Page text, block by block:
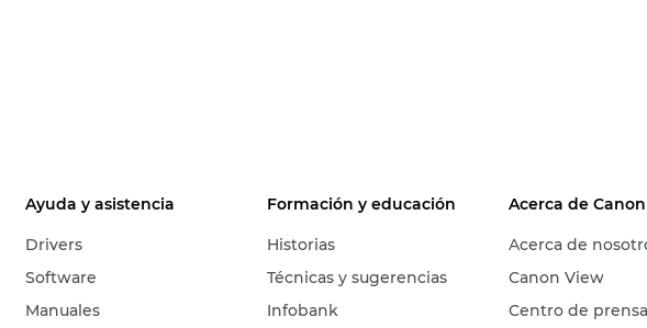
Ayuda y asistencia
Drivers
Software
Manuales
Formación y educación
Historias
Técnicas y sugerencias
Infobank
Acerca de Canon
Acerca de
Canon View
Centro de prensa